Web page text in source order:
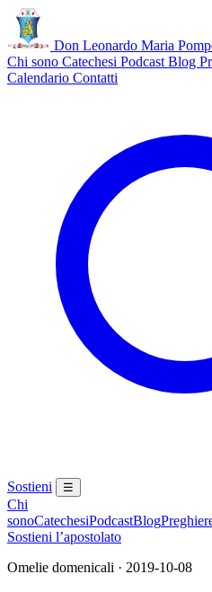
Don Leonardo Maria
Chi sono Catechesi Podcast Blog
Calendario Contatti
Sostieni ☰
Chi
sonoCatechesiPodcastBlog
Sostieni l’apostolato
Omelie domenicali · 2019-10-08